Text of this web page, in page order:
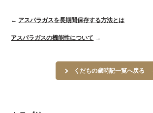
← アスパラガスを長期間保存する方法とは
アスパラガスの機能性について →
くだもの歳時記一覧へ戻る